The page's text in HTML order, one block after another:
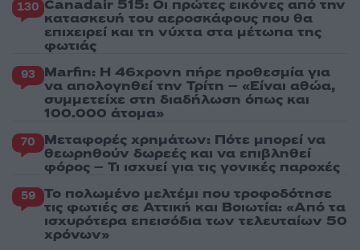
130 Canadair 515: Οι πρώτες εικόνες από την
κατασκευή του αεροσκάφους που θα
επιχειρεί και τη νύχτα στα μέτωπα της
φωτιάς
93 Marfin: Η 46χρονη πήρε προθεσμία για
να απολογηθεί την Τρίτη – «Είναι αθώα,
συμμετείχε στη διαδήλωση όπως και
100.000 άτομα»
70 Μεταφορές χρημάτων: Πότε μπορεί να
θεωρηθούν δωρεές και να επιβληθεί
φόρος – Τι ισχυεί για τις γονικές παροχές
59 Το πολωμένο μελτέμι που τροφοδότησε
τις φωτιές σε Αττική και Βοιωτία: «Από τα
ισχυρότερα επεισόδια των τελευταίων 50
χρόνων»